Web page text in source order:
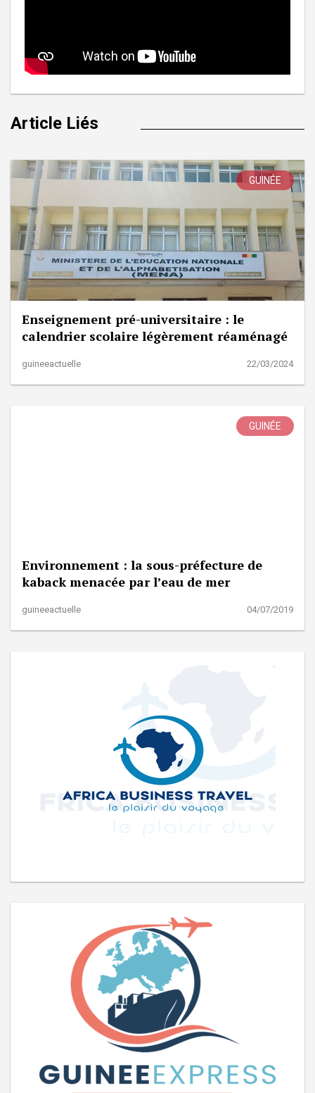
Article Liés
GUINÉE
Enseignement pré-universitaire : le
calendrier scolaire légèrement réaménagé
guineeactuelle 22/03/2024
GUINÉE
Environnement : la sous-préfecture de
kaback menacée par l’eau de mer
guineeactuelle 04/07/2019